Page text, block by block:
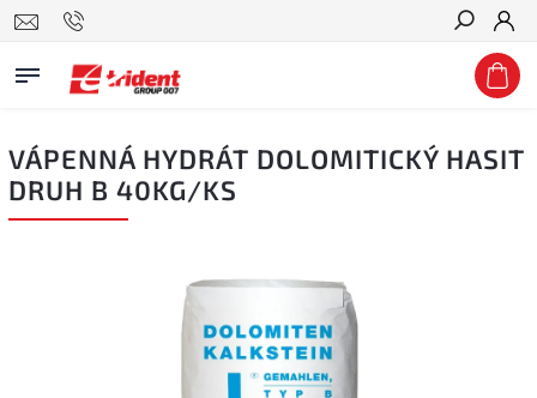
Hledat
VÁPENNÁ HYDRÁT DOLOMITICKÝ HASIT
DRUH B 40KG/KS